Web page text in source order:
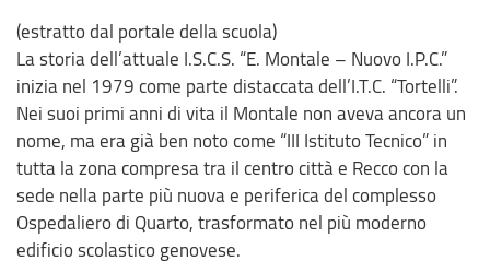
(estratto dal portale della scuola)
La storia dell’attuale I.S.C.S. “E. Montale – Nuovo I.P.C.”
inizia nel 1979 come parte distaccata dell’I.T.C. “Tortelli”.
Nei suoi primi anni di vita il Montale non aveva ancora un
nome, ma era già ben noto come “III Istituto Tecnico” in
tutta la zona compresa tra il centro città e Recco con la
sede nella parte più nuova e periferica del complesso
Ospedaliero di Quarto, trasformato nel più moderno
edificio scolastico genovese.